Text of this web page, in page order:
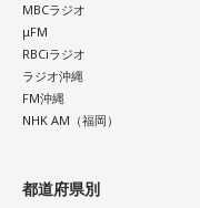
MBCラジオ
μFM
RBCiラジオ
ラジオ沖縄
FM沖縄
NHK AM（福岡）
都道府県別